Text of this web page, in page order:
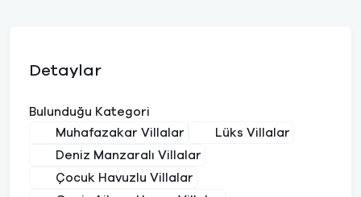
Detaylar
Bulunduğu Kategori
Muhafazakar Villalar
Lüks Villalar
Deniz Manzaralı Villalar
Çocuk Havuzlu Villalar